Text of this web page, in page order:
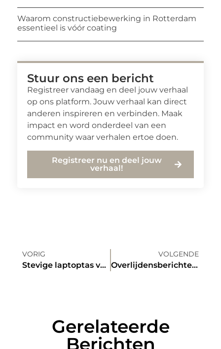
Waarom constructiebewerking in Rotterdam
essentieel is vóór coating
Stuur ons een bericht
Registreer vandaag en deel jouw verhaal
op ons platform. Jouw verhaal kan direct
anderen inspireren en verbinden. Maak
impact en word onderdeel van een
community waar verhalen ertoe doen.
Registreer nu en deel jouw
verhaal!
VORIG
Stevige laptoptas vergelijken
VOLGENDE
Overlijdensberichten Aalst: een ode aan de overledenen in Aalst
Gerelateerde
Berichten